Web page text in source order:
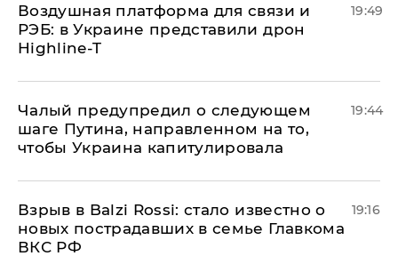
Воздушная платформа для связи и
РЭБ: в Украине представили дрон
Highline-T
19:49
Чалый предупредил о следующем
шаге Путина, направленном на то,
чтобы Украина капитулировала
19:44
Взрыв в Balzi Rossi: стало известно о
новых пострадавших в семье Главкома
ВКС РФ
19:16